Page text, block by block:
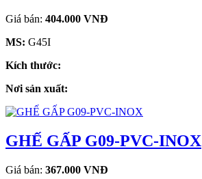
Giá bán: 404.000 VNĐ
MS: G45I
Kích thước:
Nơi sản xuất:
GHẾ GẤP G09-PVC-INOX
Giá bán: 367.000 VNĐ